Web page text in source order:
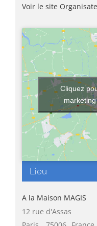
Voir le site
Lieu
A la Maison MAGIS
12 rue d'Assas
Cliquez